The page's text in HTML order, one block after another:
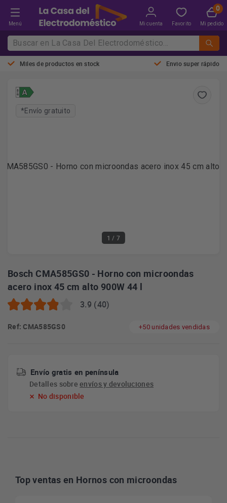
Menú Mi cuenta Favorito Mi pedido
Miles de productos en stock Envio super rápido
1 / 7
*Envío gratuito
Bosch CMA585GS0 - Horno con microondas
acero inox 45 cm alto 900W 44 l
3.9 (40)
Ref: CMA585GS0 +50 unidades vendidas
Envío gratis en península
Detalles sobreenvíos y devoluciones
No disponible
Top ventas en Hornos con microondas